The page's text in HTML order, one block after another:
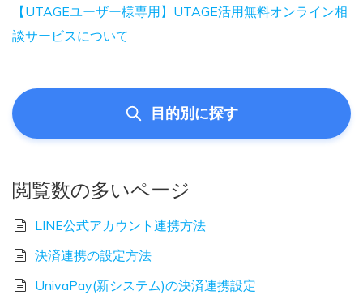
【UTAGEユーザー様専用】UTAGE活用無料オンライン相
談サービスについて
目的別に探す
閲覧数の多いページ
LINE公式アカウント連携方法
決済連携の設定方法
UnivaPay(新システム)の決済連携設定